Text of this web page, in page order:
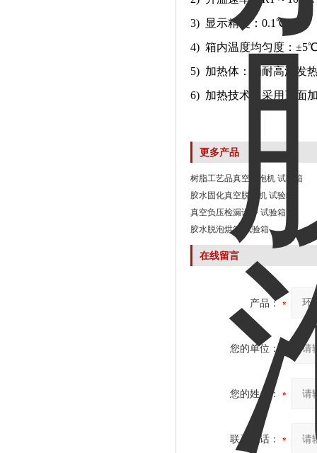
3) 显示精度：0.1℃
4) 箱内温度均匀度：
5) 加热体：为耐高温发
6) 加热技术：采用三面
更多产品
树脂工艺品真空消泡机 试验箱
胶水固化真空脱泡机 试验箱
真空负压检漏设备 试验箱
胶水脱泡烘箱 试验箱
在线留言
产品：
您的单位：
您的姓名：
联系电话：